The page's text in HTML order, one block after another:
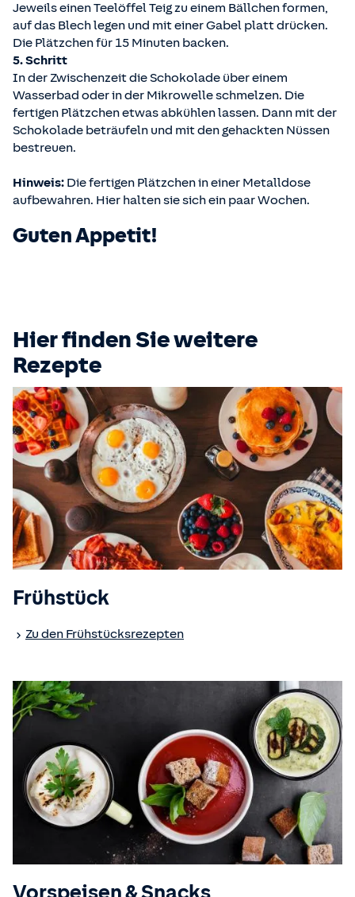
Jeweils einen Teelöffel Teig zu einem Bällchen formen,
auf das Blech legen und mit einer Gabel platt drücken.
Die Plätzchen für 15 Minuten backen.
5. Schritt
In der Zwischenzeit die Schokolade über einem
Wasserbad oder in der Mikrowelle schmelzen. Die
fertigen Plätzchen etwas abkühlen lassen. Dann mit der
Schokolade beträufeln und mit den gehackten Nüssen
bestreuen.
Hinweis: Die fertigen Plätzchen in einer Metalldose
aufbewahren. Hier halten sie sich ein paar Wochen.
Guten Appetit!
Hier finden Sie weitere
Rezepte
Frühstück
Zu den Frühstücksrezepten